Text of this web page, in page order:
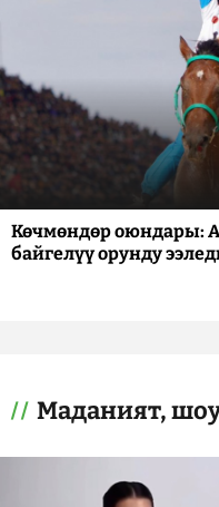
Көчмөндөр оюндары:
байгелүү орунду
Маданият,